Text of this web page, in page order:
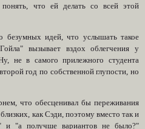
что ей делать со всей этой
безумных идей, что услышать такое
вызывает вздох облегчения у
не в самого прилежного студента
год по собственной глупости, но
что обесценивал бы переживания
как Сэди, поэтому вместо так и
и "а получше вариантов не было?"